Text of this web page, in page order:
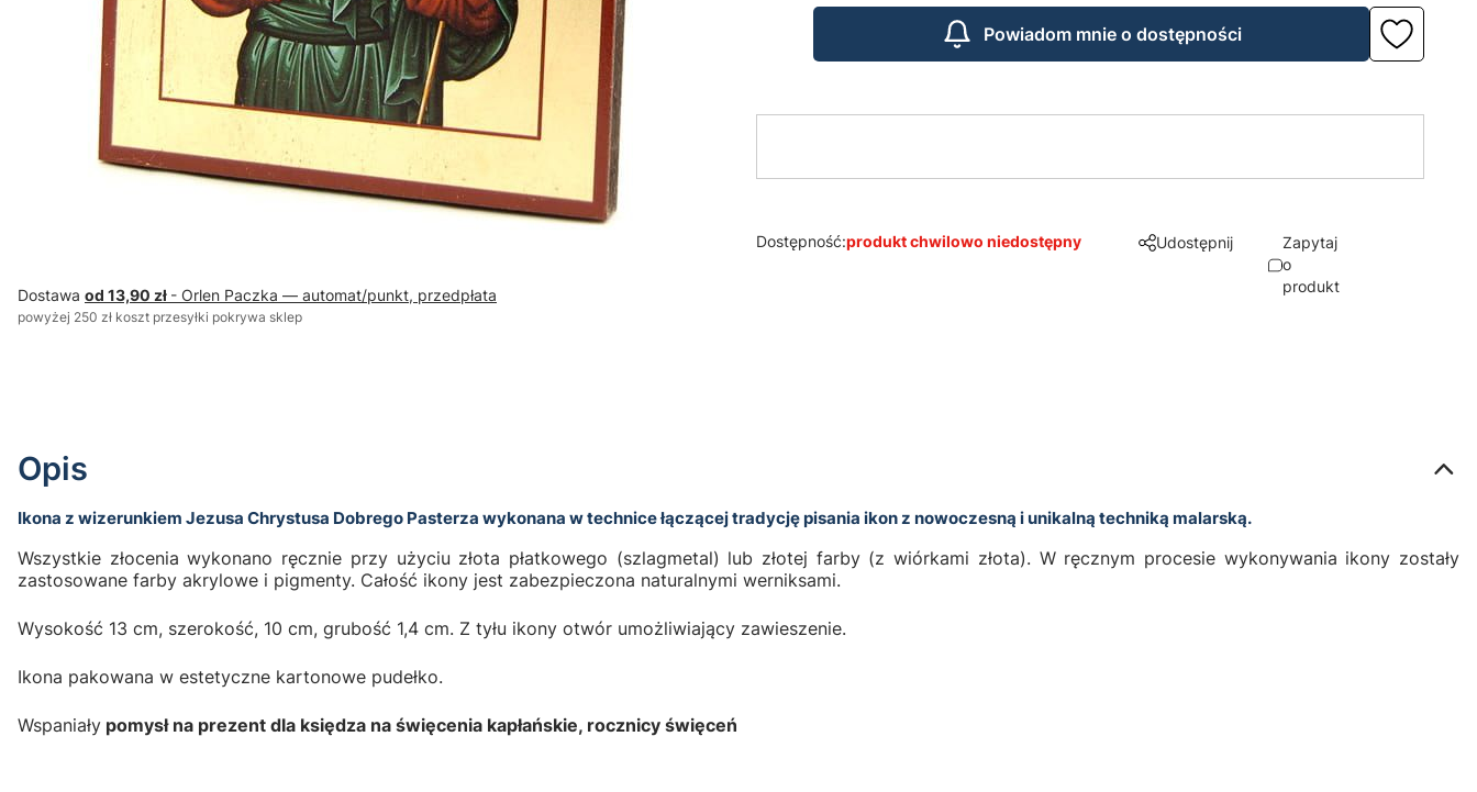
Dostawa od 13,90 zł - Orlen Paczka — automat/punkt, przedpłata
powyżej 250 zł koszt przesyłki pokrywa sklep
Powiadom mnie o dostępności
Dostępność:produkt chwilowo niedostępny Udostępnij
Zapytaj
o
produkt
Opis
Ikona z wizerunkiem Jezusa Chrystusa Dobrego Pasterza wykonana w technice łączącej tradycję pisania ikon z nowoczesną i unikalną techniką malarską.
Wszystkie złocenia wykonano ręcznie przy użyciu złota płatkowego (szlagmetal) lub złotej farby (z wiórkami złota). W ręcznym procesie wykonywania ikony zostały
zastosowane farby akrylowe i pigmenty. Całość ikony jest zabezpieczona naturalnymi werniksami.
Wysokość 13 cm, szerokość, 10 cm, grubość 1,4 cm. Z tyłu ikony otwór umożliwiający zawieszenie.
Ikona pakowana w estetyczne kartonowe pudełko.
Wspaniały pomysł na prezent dla księdza na święcenia kapłańskie, rocznicy święceń